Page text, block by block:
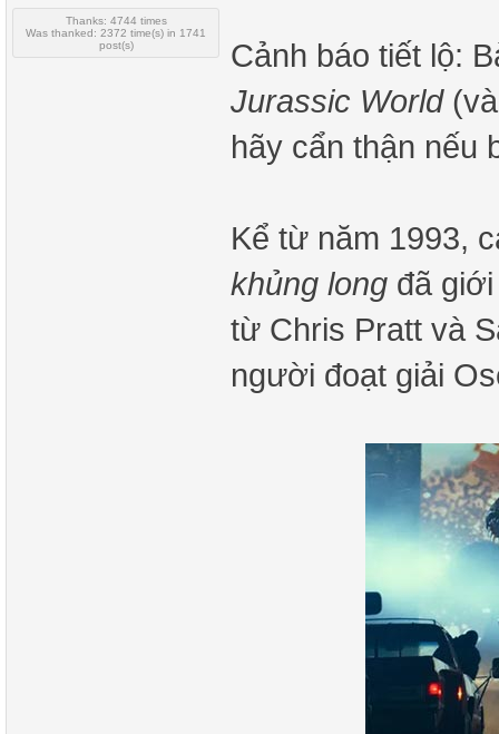
Thanks: 4744 times
Was thanked: 2372 time(s) in 1741
post(s)
Cảnh báo tiết lộ:
Jurassic World
hãy cẩn thận nếu
Kể từ năm 1993,
khủng long đã
từ Chris Pratt và
người đoạt giải